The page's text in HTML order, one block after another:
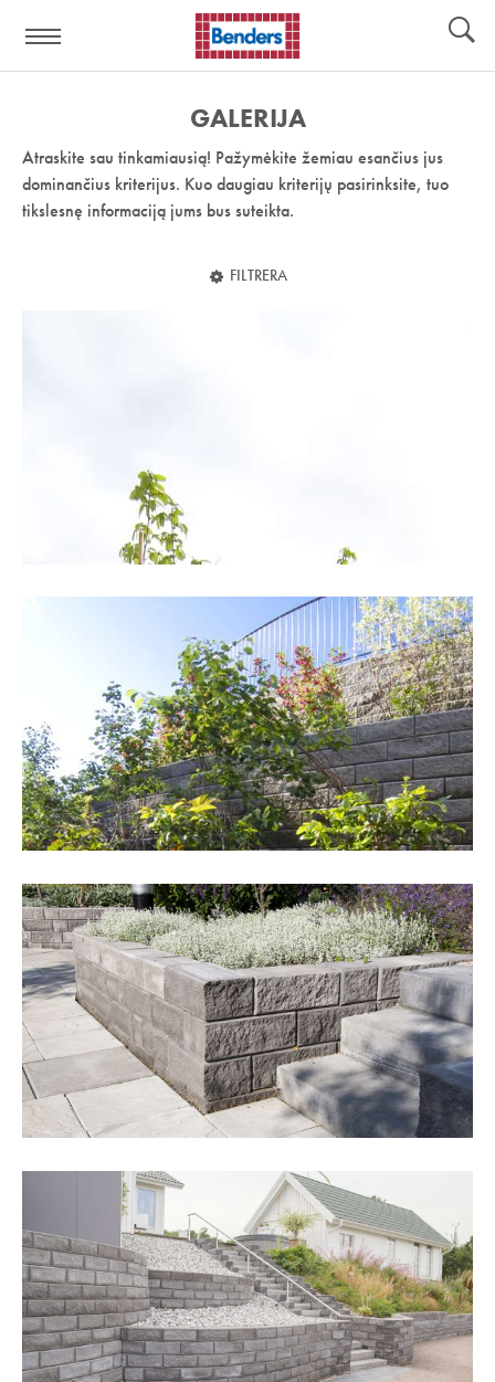
nuoroda:
GALERIJA
Atraskite sau tinkamiausią! Pažymėkite žemiau esančius jus
dominančius kriterijus. Kuo daugiau kriterijų pasirinksite, tuo
tikslesnę informaciją jums bus suteikta.
FILTRERA